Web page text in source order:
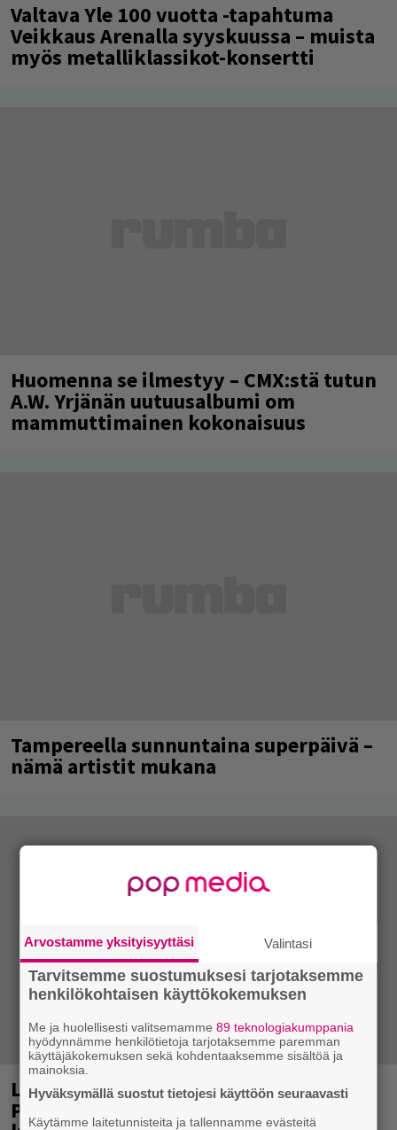
Valtava Yle 100 vuotta -tapahtuma
Veikkaus Arenalla syyskuussa – muista
myös metalliklassikot-konsertti
Huomenna se ilmestyy – CMX:stä tutun
A.W. Yrjänän uutuusalbumi om
mammuttimainen kokonaisuus
Tampereella sunnuntaina superpäivä –
nämä artistit mukana
Laittomasta graffitista kiinni jäänyt
Paavo Arhinmäki jälleen spraypullo
Arvostamme yksityisyyttäsi Valintasi
Tarvitsemme suostumuksesi tarjotaksemme
henkilökohtaisen käyttökokemuksen
Me ja huolellisesti valitsemamme89 teknologiakumppania
hyödynnämme henkilötietoja tarjotaksemme paremman
käyttäjäkokemuksen sekä kohdentaaksemme sisältöä ja
mainoksia.
Hyväksymällä suostut tietojesi käyttöön seuraavasti
Käytämme laitetunnisteita ja tallennamme evästeitä